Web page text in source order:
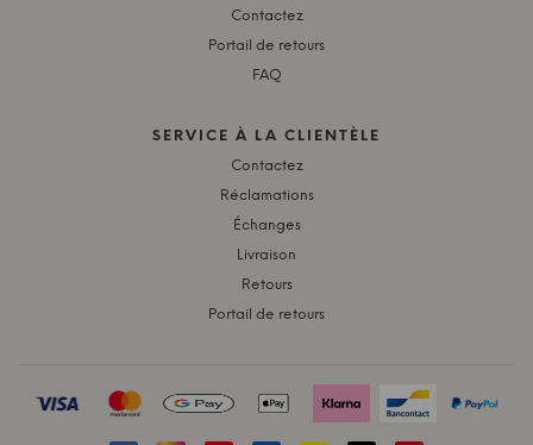
Contactez
Portail de retours
FAQ
SERVICE À LA CLIENTÈLE
Contactez
Réclamations
Échanges
Livraison
Retours
Portail de retours